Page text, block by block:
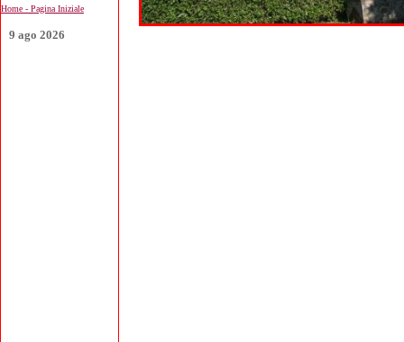
Home - Pagina Iniziale
9 ago 2026